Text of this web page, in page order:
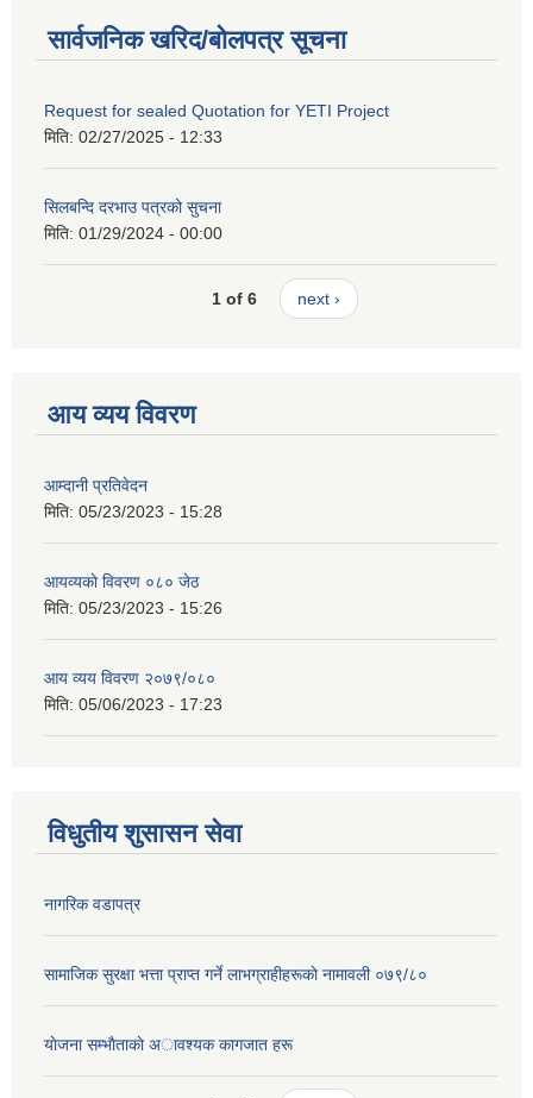
सार्वजनिक खरिद/बोलपत्र सूचना
Request for sealed Quotation for YETI Project
मिति: 02/27/2025 - 12:33
सिलबन्दि दरभाउ पत्रको सुचना
मिति: 01/29/2024 - 00:00
1 of 6 next ›
आय व्यय विवरण
आम्दानी प्रतिवेदन
मिति: 05/23/2023 - 15:28
आयव्यकाे विवरण ०८० जेठ
मिति: 05/23/2023 - 15:26
आय व्यय विवरण २०७९/०८०
मिति: 05/06/2023 - 17:23
विधुतीय शुसासन सेवा
नागरिक वडापत्र
सामाजिक सुरक्षा भत्ता प्राप्त गर्ने लाभग्राहीहरूकाे नामावली ०७९/८०
याेजना सम्भाैताकाे अावश्यक कागजात हरू